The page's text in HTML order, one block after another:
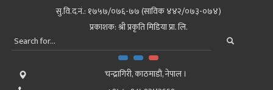
सु.वि.द.नं.: १७५७/०७६-७७ (साविक ४४२/०७३-०७४)
प्रकाशक: श्री प्रकृति मिडिया प्रा. लि.
चन्द्रागिरी, काठमाडाैं, नेपाल ।